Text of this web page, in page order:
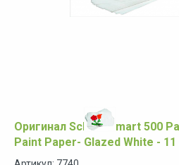
Оригинал School Smart 500
Paint Paper- Glazed White - 11